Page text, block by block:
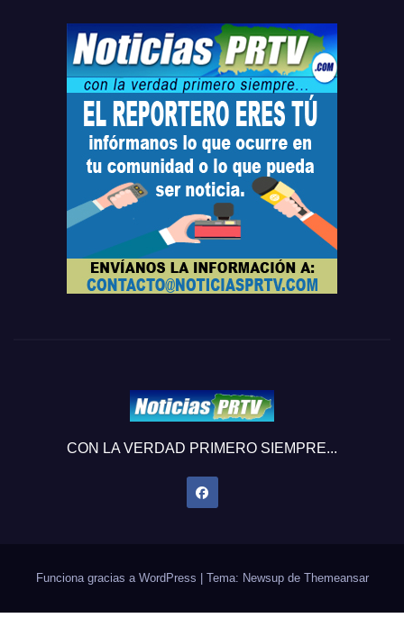
CON LA VERDAD PRIMERO SIEMPRE...
Funciona gracias a WordPress | Tema: Newsup de Themeansar